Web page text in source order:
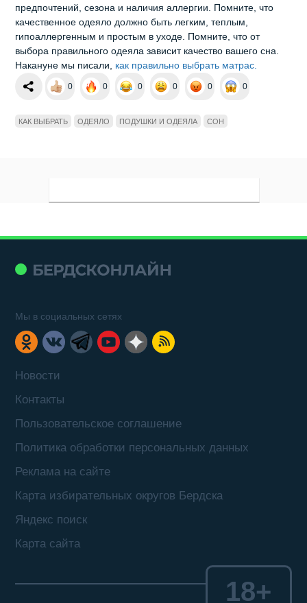
предпочтений, сезона и наличия аллергии. Помните, что
качественное одеяло должно быть легким, теплым,
гипоаллергенным и простым в уходе. Помните, что от
выбора правильного одеяла зависит качество вашего сна.
Накануне мы писали, как правильно выбрать матрас.
0 0 0 0 0 0
КАК ВЫБРАТЬ ОДЕЯЛО ПОДУШКИ И ОДЕЯЛА СОН
Новости
Контакты
Пользовательское соглашение
Политика обработки персональных данных
Реклама на сайте
Карта избирательных округов Бердска
Яндекс поиск
Карта сайта
Мы в социальных сетях
18+